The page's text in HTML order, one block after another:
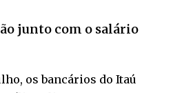
junto com o salário
os bancários do Itaú